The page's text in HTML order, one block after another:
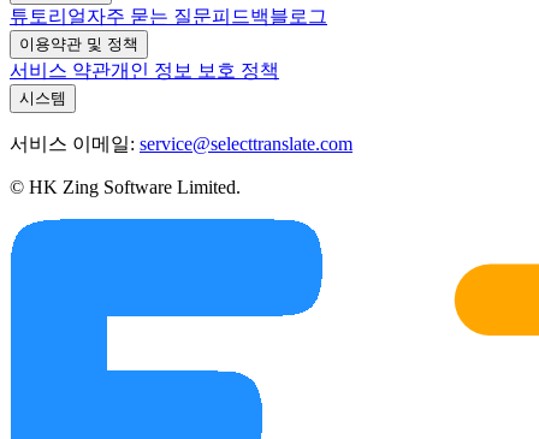
튜토리얼자주 묻는 질문피드백블로그
이용약관 및 정책
서비스 약관개인 정보 보호 정책
시스템
서비스 이메일: service@selecttranslate.com
© HK Zing Software Limited.